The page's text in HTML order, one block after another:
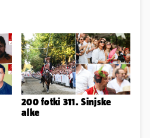
200 fotki 311. Sinjske
alke